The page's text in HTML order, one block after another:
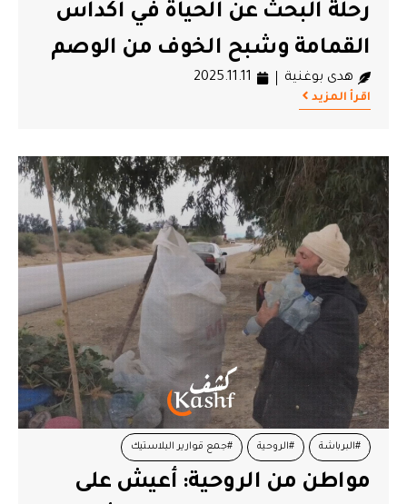
#تونس #حقوق الطفل #طفل #مجلة الشغل
#مصب برج شاكير #نفايات
رحلة البحث عن الحياة في أكداس
القمامة وشبح الخوف من الوصم
هدى بوغنية 2025.11.11
اقرأ المزيد
#البرباشة #الروحية #جمع قوارير البلاستيك
مواطن من الروحية: أعيش على